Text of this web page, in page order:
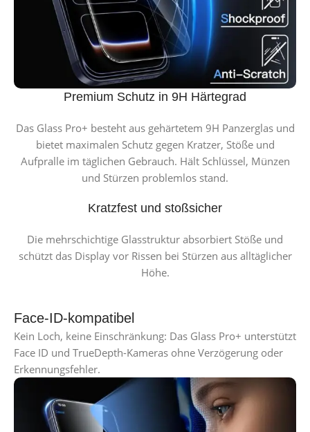
Premium Schutz in 9H Härtegrad
Das Glass Pro+ besteht aus gehärtetem 9H Panzerglas und
bietet maximalen Schutz gegen Kratzer, Stöße und
Aufpralle im täglichen Gebrauch. Hält Schlüssel, Münzen
und Stürzen problemlos stand.
Kratzfest und stoßsicher
Die mehrschichtige Glasstruktur absorbiert Stöße und
schützt das Display vor Rissen bei Stürzen aus alltäglicher
Höhe.
Face-ID-kompatibel
Kein Loch, keine Einschränkung: Das Glass Pro+ unterstützt
Face ID und TrueDepth-Kameras ohne Verzögerung oder
Erkennungsfehler.